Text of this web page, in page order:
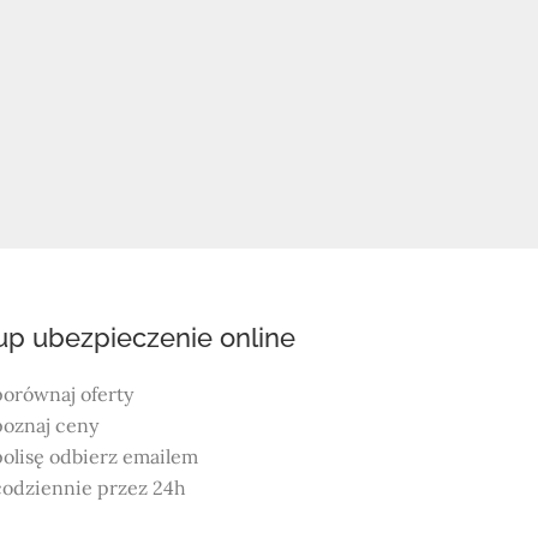
ubezpieczenie online
oferty
ceny
odbierz emailem
przez 24h